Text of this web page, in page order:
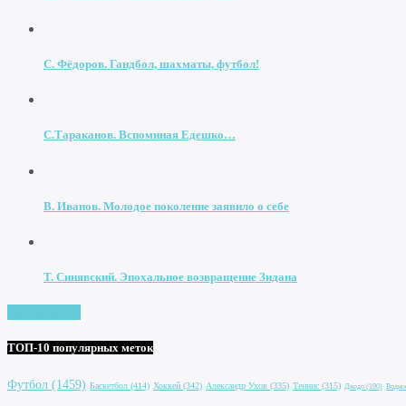
С. Фёдоров. Гандбол, шахматы, футбол!
С.Тараканов. Вспоминая Едешко…
В. Иванов. Молодое поколение заявило о себе
Т. Синявский. Эпохальное возвращение Зидана
ТОП-10 популярных меток
Футбол (1459) Баскетбол (414) Хоккей (342) Александр Ухов (335) Теннис (315) Дзюдо (190)